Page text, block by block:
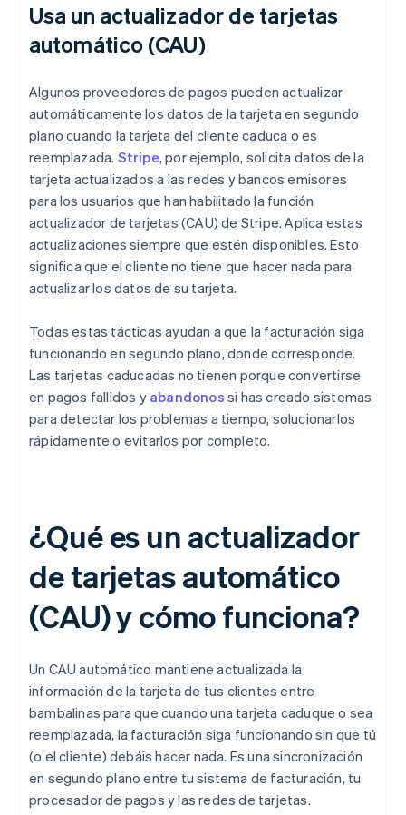
Usa un actualizador de tarjetas
automático (CAU)
Algunos proveedores de pagos pueden actualizar
automáticamente los datos de la tarjeta en segundo
plano cuando la tarjeta del cliente caduca o es
reemplazada. Stripe, por ejemplo, solicita datos de la
tarjeta actualizados a las redes y bancos emisores
para los usuarios que han habilitado la función
actualizador de tarjetas (CAU) de Stripe. Aplica estas
actualizaciones siempre que estén disponibles. Esto
significa que el cliente no tiene que hacer nada para
actualizar los datos de su tarjeta.
Todas estas tácticas ayudan a que la facturación siga
funcionando en segundo plano, donde corresponde.
Las tarjetas caducadas no tienen porque convertirse
en pagos fallidos y abandonos si has creado sistemas
para detectar los problemas a tiempo, solucionarlos
rápidamente o evitarlos por completo.
¿Qué es un actualizador
de tarjetas automático
(CAU) y cómo funciona?
Un CAU automático mantiene actualizada la
información de la tarjeta de tus clientes entre
bambalinas para que cuando una tarjeta caduque o sea
reemplazada, la facturación siga funcionando sin que tú
(o el cliente) debáis hacer nada. Es una sincronización
en segundo plano entre tu sistema de facturación, tu
procesador de pagos y las redes de tarjetas.